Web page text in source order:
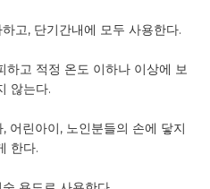
고, 단기간내에 모두 사용한다.
하고 적정 온도 이하나 이상에 보
않는다.
, 어린아이, 노인분들의 손에 닿지
한다.